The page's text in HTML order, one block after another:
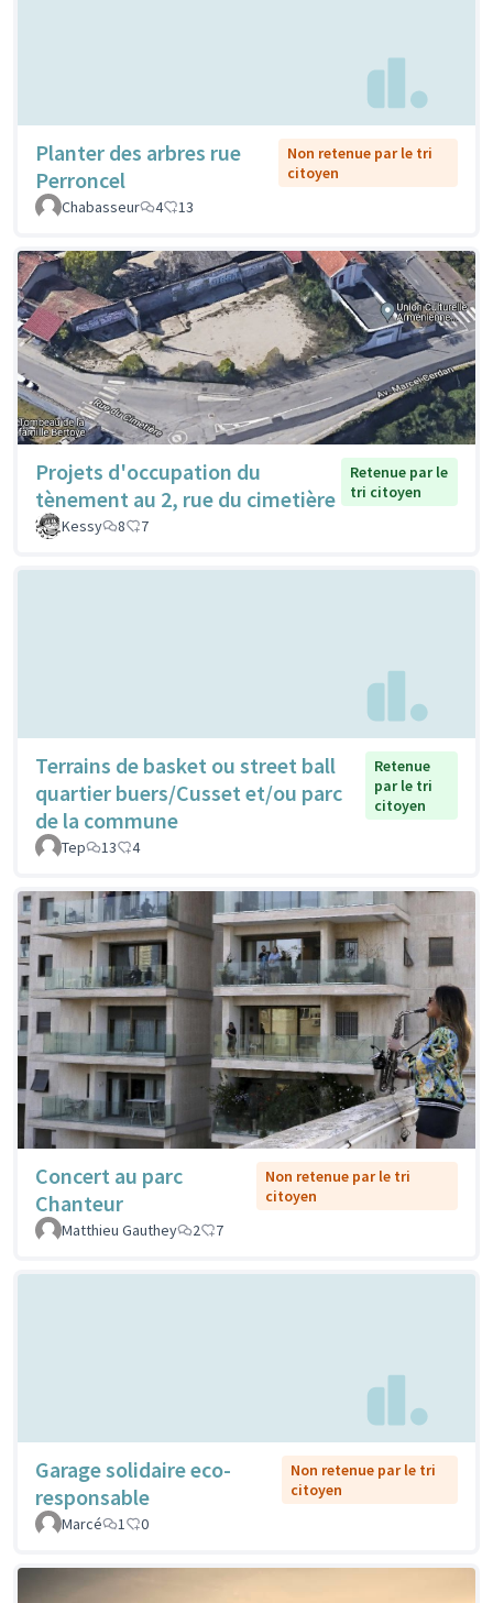
Planter des arbres rue
Perroncel
Non retenue par le tri
citoyen
Chabasseur
4 13
Projets d'occupation du
tènement au 2, rue du cimetière
Retenue par le
tri citoyen
Kessy
8 7
Terrains de basket ou street ball
quartier buers/Cusset et/ou parc
de la commune
Retenue
par le tri
citoyen
Tep 13 4
Concert au parc
Chanteur
Non retenue par le tri
citoyen
Matthieu Gauthey
2 7
Garage solidaire eco-
responsable
Non retenue par le tri
citoyen
Marcé
1 0